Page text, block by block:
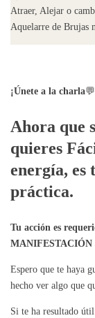
Atraer, Alejar o
Aquelarre de Brujas
¡Únete a la charla
Ahora que
quieres
energía, es
práctica.
Tu acción es
MANIFESTACIÓN
Espero que te haya
hecho ver algo que
Si te ha resultado